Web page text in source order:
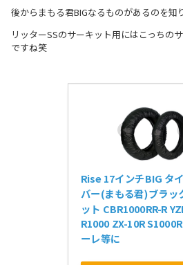
後からまもる君BIGなるものがあるのを知
リッターSSのサーキット用にはこっちの
ですね笑
Rise 17インチBIG タ
バー(まもる君)ブラッ
ット CBR1000RR-R
R1000 ZX-10R
ーレ等に